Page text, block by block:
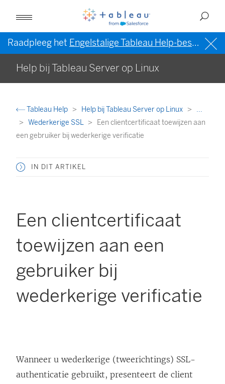
Raadpleeg het Engelstalige Tableau Help-bestand (VS)
Help bij Tableau Server op Linux
Tableau Help Help bij Tableau Server op Linux
...
Wederkerige SSL
Een clientcertificaat toewijzen aan
een gebruiker bij wederkerige verificatie
IN DIT ARTIKEL
Een clientcertificaat
toewijzen aan een
gebruiker bij
wederkerige verificatie
Wanneer u wederkerige (tweerichtings) SSL-
authenticatie gebruikt, presenteert de client